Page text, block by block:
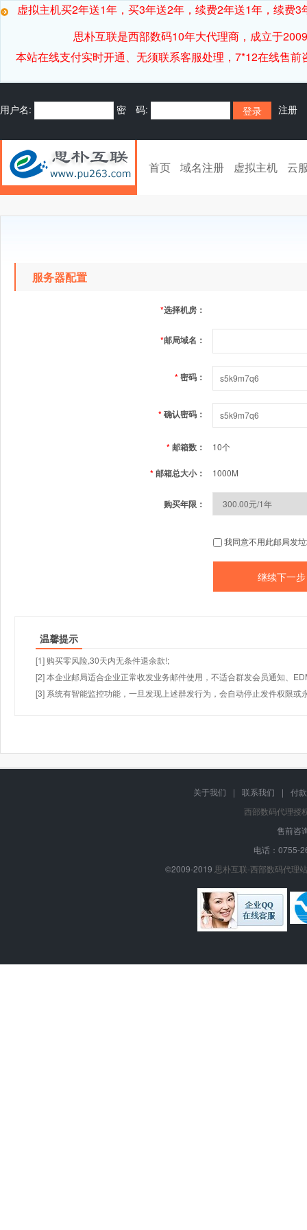
虚拟主机买2年送1年，买3年送2年，续费2年送1年，续费
思朴互联是西部数码10年大代理商，成立于
本站在线支付实时开通、无须联系客服处理，7*12在线售
用户名: 密 码: 注册
首页 域名注册 虚拟主机 云
服务器配置
*选择机房：
*邮局域名：
*密码：
*确认密码：
*邮箱数： 10个
*邮箱总大小： 1000M
购买年限：
我同意不用此邮局发
温馨提示
[1] 购买零风险,30天内无条件退余款!;
[2] 本企业邮局适合企业正常收发业务邮件使用，不适合群发会员通知、
[3] 系统有智能监控功能，一旦发现上述群发行为，会自动停止发件权限或
关于我们 | 联系我们 |
付
西部数码代理授
售前咨
电话：0755-
©2009-2019 思朴互联-西部数码代理站